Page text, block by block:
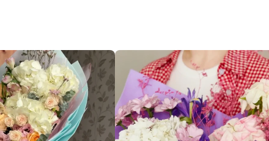
Омск
Воронеж